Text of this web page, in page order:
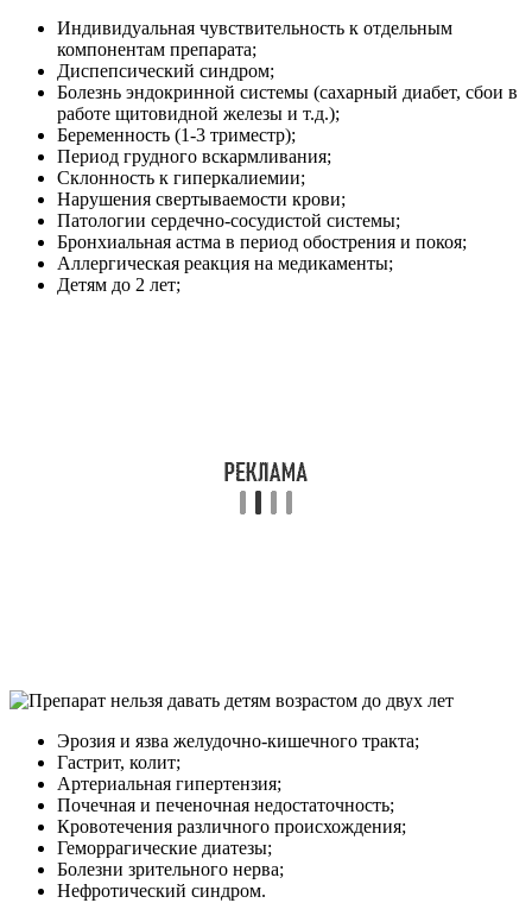
Индивидуальная чувствительность к отдельным
компонентам препарата;
Диспепсический синдром;
Болезнь эндокринной системы (сахарный диабет, сбои в
работе щитовидной железы и т.д.);
Беременность (1-3 триместр);
Период грудного вскармливания;
Склонность к гиперкалиемии;
Нарушения свертываемости крови;
Патологии сердечно-сосудистой системы;
Бронхиальная астма в период обострения и покоя;
Аллергическая реакция на медикаменты;
Детям до 2 лет;
Эрозия и язва желудочно-кишечного тракта;
Гастрит, колит;
Артериальная гипертензия;
Почечная и печеночная недостаточность;
Кровотечения различного происхождения;
Геморрагические диатезы;
Болезни зрительного нерва;
Нефротический синдром.